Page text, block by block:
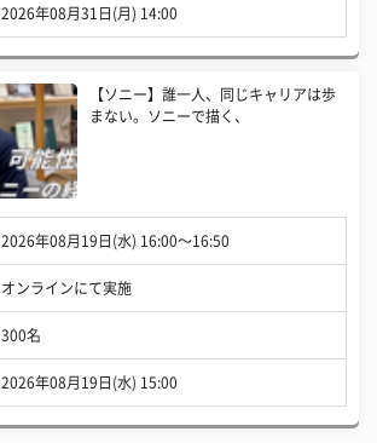
2026年08月31日(月) 14:00
【ソニー】誰一人、同じキャリアは歩
まない。ソニーで描く、
2026年08月19日(水) 16:00〜16:50
オンラインにて実施
300名
2026年08月19日(水) 15:00